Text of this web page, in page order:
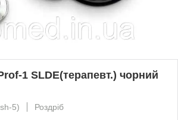
1 SLDE(терапевт.) чорний
5)
Роздріб